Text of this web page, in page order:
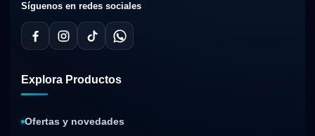
Síguenos en redes sociales
Explora Productos
Ofertas y novedades